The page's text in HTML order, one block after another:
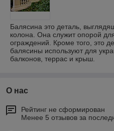
Балясина это деталь,
колона. Она служит опорой
ограждений. Кроме того, это
балясины используют для
балконов, террас и крыш.
О нас
Рейтинг не сформирован
Менее 5 отзывов за